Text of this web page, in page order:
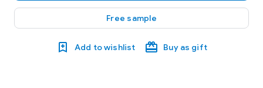
Free sample
Add to wishlist Buy as gift